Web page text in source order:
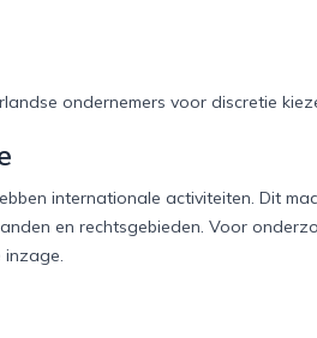
ondernemers voor discretie
internationale activiteiten. Dit
en rechtsgebieden. Voor
inzage.